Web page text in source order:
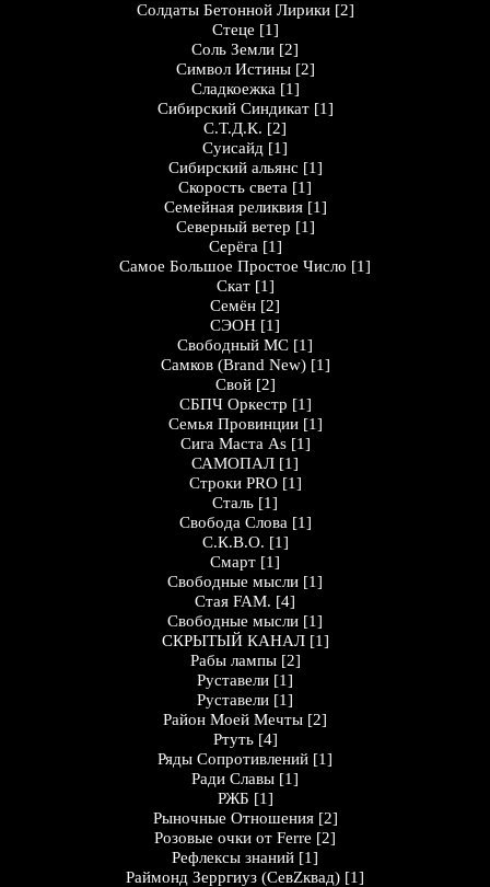
Солдаты Бетонной Лирики [2]
Стеце [1]
Соль Земли [2]
Символ Истины [2]
Сладкоежка [1]
Сибирский Синдикат [1]
С.Т.Д.К. [2]
Суисайд [1]
Сибирский альянс [1]
Скорость света [1]
Семейная реликвия [1]
Северный ветер [1]
Серёга [1]
Самое Большое Простое Число [1]
Скат [1]
Семён [2]
СЭОН [1]
Свободный МС [1]
Самков (Brand New) [1]
Свой [2]
СБПЧ Оркестр [1]
Семья Провинции [1]
Сига Маста As [1]
САМОПАЛ [1]
Строки PRO [1]
Сталь [1]
Свобода Слова [1]
С.К.В.О. [1]
Смарт [1]
Свободные мысли [1]
Стая FAM. [4]
Свободные мысли [1]
СКРЫТЫЙ КАНАЛ [1]
Рабы лампы [2]
Руставели [1]
Руставели [1]
Район Моей Мечты [2]
Ртуть [4]
Ряды Сопротивлений [1]
Ради Славы [1]
РЖБ [1]
Рыночные Отношения [2]
Розовые очки от Ferre [2]
Рефлексы знаний [1]
Раймонд Зерргиуз (СевZквад) [1]